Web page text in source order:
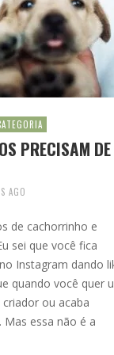
PRECISAM DE
AGO
de cachorrinho e
sei que você fica
Instagram dando
quando você quer
ou acaba
essa não é a